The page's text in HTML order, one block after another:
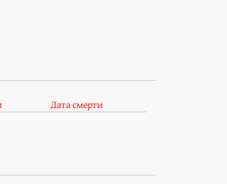
Дата смерти